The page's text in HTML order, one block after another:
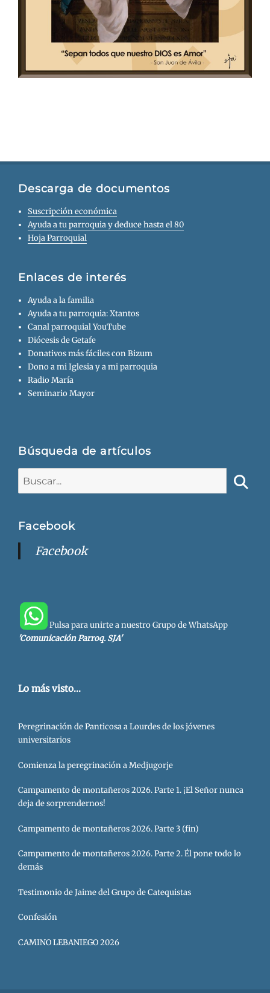
Descarga de documentos
Suscripción económica
Ayuda a tu parroquia y deduce hasta el 80
Hoja Parroquial
Enlaces de interés
Ayuda a la familia
Ayuda a tu parroquia: Xtantos
Canal parroquial YouTube
Diócesis de Getafe
Donativos más fáciles con Bizum
Dono a mi Iglesia y a mi parroquia
Radio María
Seminario Mayor
Búsqueda de artículos
Facebook
Facebook
Pulsa para unirte a nuestro Grupo de WhatsApp
'Comunicación Parroq. SJA'
Lo más visto...
Peregrinación de Panticosa a Lourdes de los jóvenes
universitarios
Comienza la peregrinación a Medjugorje
Campamento de montañeros 2026. Parte 1. ¡El Señor nunca
deja de sorprendernos!
Campamento de montañeros 2026. Parte 3 (fin)
Campamento de montañeros 2026. Parte 2. Él pone todo lo
demás
Testimonio de Jaime del Grupo de Catequistas
Confesión
CAMINO LEBANIEGO 2026